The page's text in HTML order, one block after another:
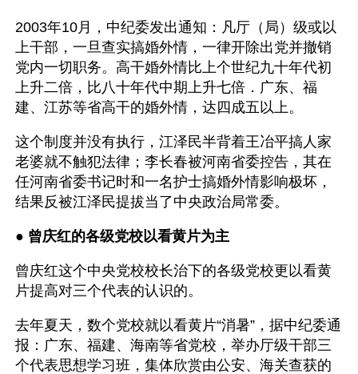
2003年10月，中纪委发出通知：凡厅（局）级或以
上干部，一旦查实搞婚外情，一律开除出党并撤销
党内一切职务。高干婚外情比上个世纪九十年代初
上升二倍，比八十年代中期上升七倍．广东、福
建、江苏等省高干的婚外情，达四成五以上。
这个制度并没有执行，江泽民半背着王冶平搞人家
老婆就不触犯法律；李长春被河南省委控告，其在
任河南省委书记时和一名护士搞婚外情影响极坏，
结果反被江泽民提拔当了中央政治局常委。
● 曾庆红的各级党校以看黄片为主
曾庆红这个中央党校校长治下的各级党校更以看黄
片提高对三个代表的认识的。
去年夏天，数个党校就以看黄片“消暑”，据中纪委通
报：广东、福建、海南等省党校，举办厅级干部三
个代表思想学习班，集体欣赏由公安、海关查获的